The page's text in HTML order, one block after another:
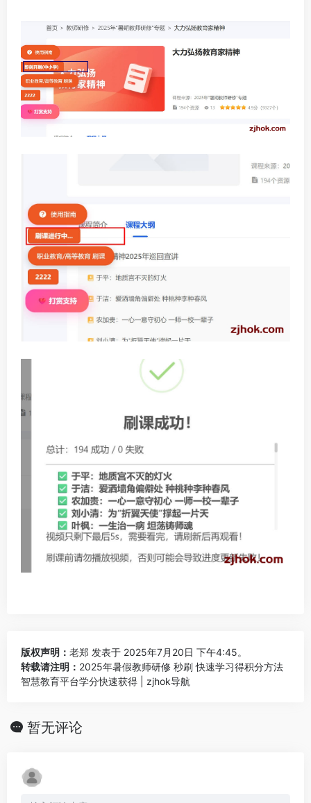
版权声明： 老郑 发表于 2025年7月20日 下午4:45。
转载请注明： 2025年暑假教师研修 秒刷 快速学习得积分方法
智慧教育平台学分快速获得 | zjhok导航
暂无评论